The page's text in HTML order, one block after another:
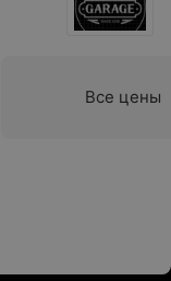
Все цены